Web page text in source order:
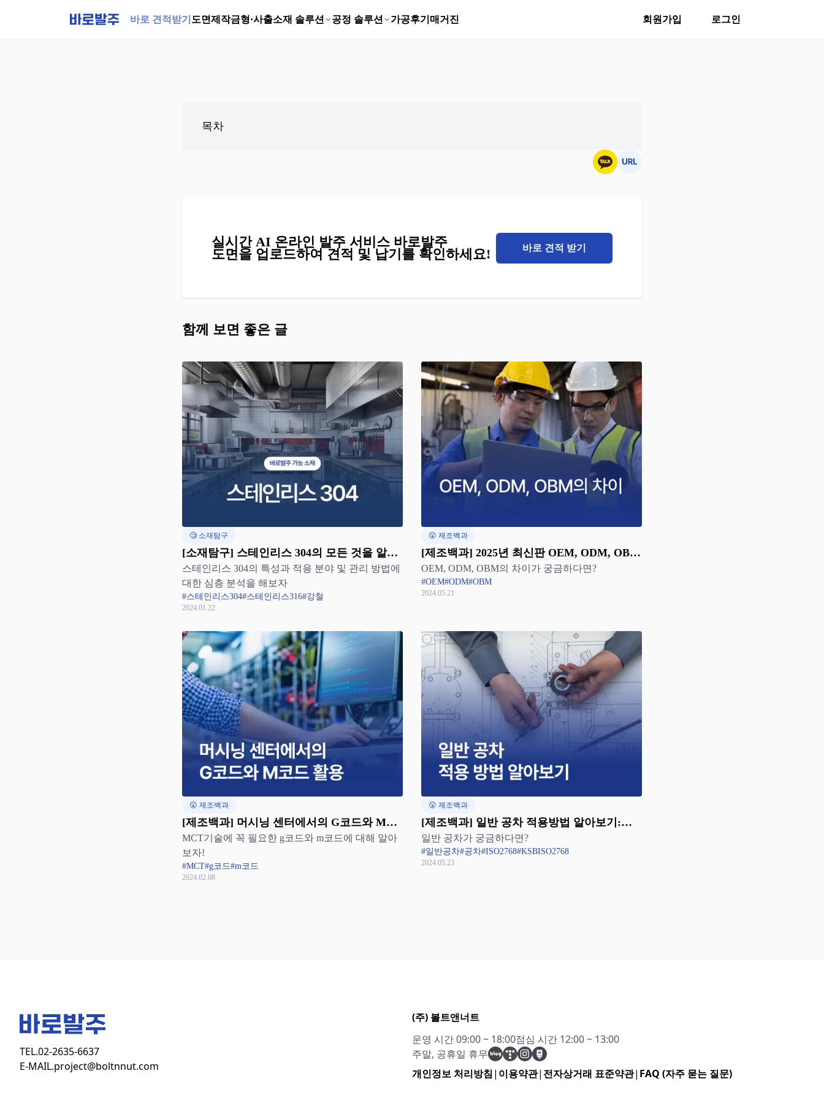
바로 견적받기 도면제작금형·사출소재 솔루션 공정 솔루션 가공후기 매거진 회원가입 로그인
목차
실시간 AI 온라인 발주 서비스 바로발주
도면을 업로드하여 견적 및 납기를 확인하세요!
바로 견적 받기
함께 보면 좋은 글
🧐 소재탐구
[소재탐구] 스테인리스 304의 모든 것을 알아
보자
스테인리스 304의 특성과 적용 분야 및 관리 방법에
대한 심층 분석을 해보자
#스테인리스304#스테인리스316#강철
2024.01.22
😲 제조백과
[제조백과] 2025년 최신판 OEM, ODM, OBM
의 장단점 완벽 정리
OEM, ODM, OBM의 차이가 궁금하다면?
#OEM#ODM#OBM
2024.05.21
😲 제조백과
[제조백과] 머시닝 센터에서의 G코드와 M코
드 활용
MCT기술에 꼭 필요한 g코드와 m코드에 대해 알아
보자!
#MCT#g코드#m코드
2024.02.08
😲 제조백과
[제조백과] 일반 공차 적용방법 알아보기:
ISO 2768과 KS B ISO 2768
일반 공차가 궁금하다면?
#일반공차#공차#ISO2768#KSBISO2768
2024.05.23
TEL.02-2635-6637
E-MAIL.project@boltnnut.com
(주) 볼트앤너트
운영 시간 09:00 ~ 18:00점심 시간 12:00 ~ 13:00
주말, 공휴일 휴무
개인정보 처리방침| 이용약관| 전자상거래 표준약관| FAQ (자주 묻는 질문)